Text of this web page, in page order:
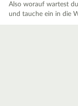
Also worauf wartest
und tauche ein in die